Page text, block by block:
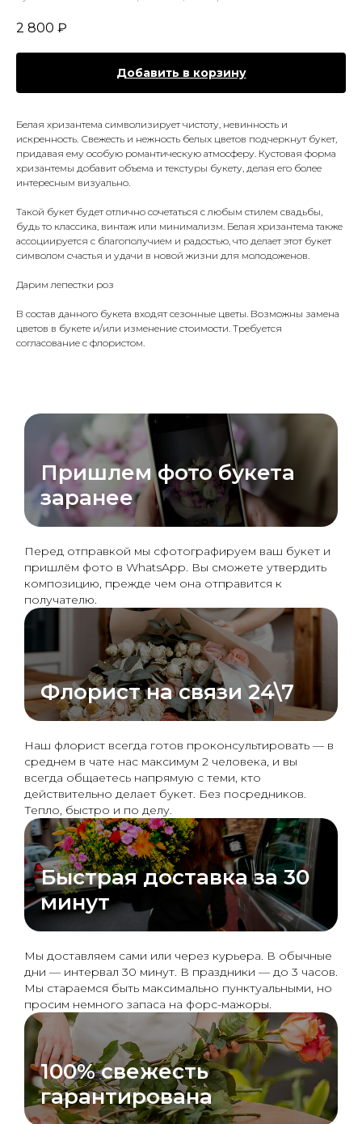
2 800 ₽
Добавить в корзину
Белая хризантема символизирует чистоту, невинность и
искренность. Свежесть и нежность белых цветов подчеркнут букет,
придавая ему особую романтическую атмосферу. Кустовая форма
хризантемы добавит объема и текстуры букету, делая его более
интересным визуально.
Такой букет будет отлично сочетаться с любым стилем свадьбы,
будь то классика, винтаж или минимализм. Белая хризантема также
ассоциируется с благополучием и радостью, что делает этот букет
символом счастья и удачи в новой жизни для молодоженов.
Дарим лепестки роз
В состав данного букета входят сезонные цветы. Возможны замена
цветов в букете и/или изменение стоимости. Требуется
согласование с флористом.
Пришлем фото букета
заранее
Перед отправкой мы сфотографируем ваш букет и
пришлём фото в WhatsApp. Вы сможете утвердить
композицию, прежде чем она отправится к
получателю.
Флорист на связи 24\7
Наш флорист всегда готов проконсультировать — в
среднем в чате нас максимум 2 человека, и вы
всегда общаетесь напрямую с теми, кто
действительно делает букет. Без посредников.
Тепло, быстро и по делу.
Быстрая доставка за 30
минут
Мы доставляем сами или через курьера. В обычные
дни — интервал 30 минут. В праздники — до 3 часов.
Мы стараемся быть максимально пунктуальными, но
просим немного запаса на форс-мажоры.
100% свежесть
гарантирована